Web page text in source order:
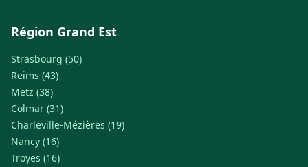
Région Grand Est
Strasbourg (50)
Reims (43)
Metz (38)
Colmar (31)
Charleville-Mézières (19)
Nancy (16)
Troyes (16)